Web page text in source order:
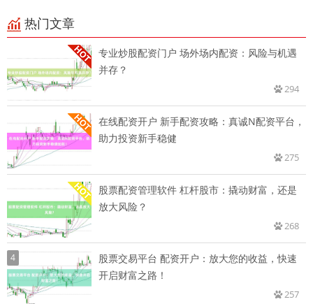
热门文章
专业炒股配资门户 场外场内配资：风险与机遇
并存？
294
在线配资开户 新手配资攻略：真诚N配资平台，
助力投资新手稳健
275
股票配资管理软件 杠杆股市：撬动财富，还是
放大风险？
268
4
股票交易平台 配资开户：放大您的收益，快速
开启财富之路！
257